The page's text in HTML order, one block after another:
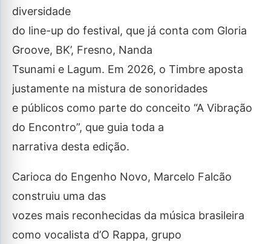
diversidade
do line-up do festival, que já conta com Gloria
Groove, BK’, Fresno, Nanda
Tsunami e Lagum. Em 2026, o Timbre aposta
justamente na mistura de sonoridades
e públicos como parte do conceito “A Vibração
do Encontro”, que guia toda a
narrativa desta edição.
Carioca do Engenho Novo, Marcelo Falcão
construiu uma das
vozes mais reconhecidas da música brasileira
como vocalista d’O Rappa, grupo